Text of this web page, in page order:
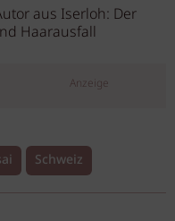
aus Iserloh: Der
Haarausfall
Anzeige
Schweiz